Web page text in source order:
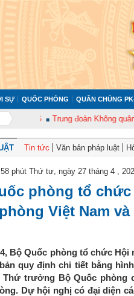
SỰ QUỐC PHÒNG QUÂN CHỦNG
Trung đoàn Không quân
Tin tức Văn bản pháp luật
phút Thứ tư, ngày 27 tháng 4 ,
phòng tổ
Việt Nam
Bộ Quốc phòng tổ chức
quy định chi tiết bằng
trưởng Bộ Quốc phòng
Dự hội nghị có đại diện